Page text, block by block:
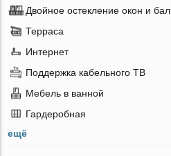
Двойное остекление окон и
Терраса
Интернет
Поддержка кабельного ТВ
Мебель в ванной
Гардеробная
ещё